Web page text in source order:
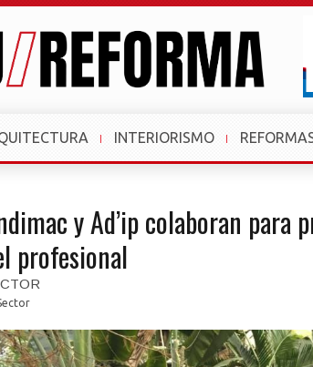
INTERIORISMO
y Ad’ip colaboran
profesional